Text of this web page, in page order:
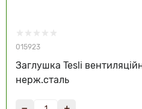
015923
Заглушка Tesli
нерж.сталь